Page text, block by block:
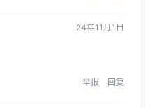
24年11月1日
举报 回复